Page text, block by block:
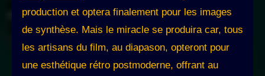
production et optera finalement pour les images
de synthèse. Mais le miracle se produira car, tous
les artisans du film, au diapason, opteront pour
une esthétique rétro postmoderne, offrant au